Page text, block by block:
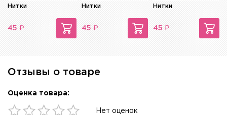
Нитки
45 ₽
Нитки
45 ₽
Нитки
45 ₽
Отзывы о товаре
Оценка товара:
Нет оценок